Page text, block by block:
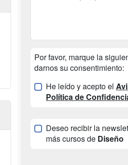
Por favor, marque la
darnos su consentimiento:
He leído y acepto el
Política de
Deseo recibir la
más cursos de Diseño